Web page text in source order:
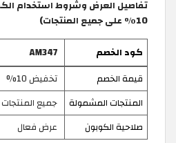
تفاصيل العرض وشروط استخدام
10٪ على جميع المنتجات)
كود الخصم
AM347
قيمة الخصم
تخفيض 10%
المنتجات المشمولة
جميع المنتجات
صلاحية الكوبون
عرض فعال